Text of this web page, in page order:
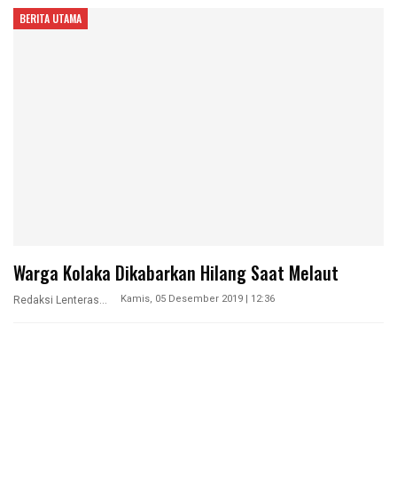
BERITA UTAMA
Warga Kolaka Dikabarkan Hilang Saat Melaut
Redaksi Lenterasultra Kamis, 05 Desember 2019 | 12:36